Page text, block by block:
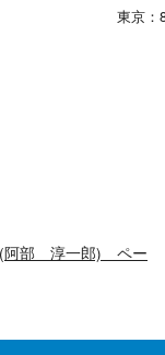
東京：
(阿部 淳一郎) ペー